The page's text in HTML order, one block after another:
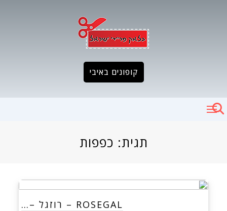
קופונים באיבי
תגית: כפפות
ROSEGAL – רוזגל –…